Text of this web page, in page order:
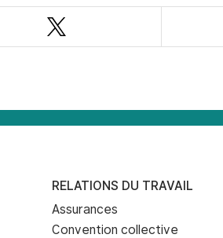
Twitter
RELATIONS DU TRAVAIL
Assurances
Convention collective